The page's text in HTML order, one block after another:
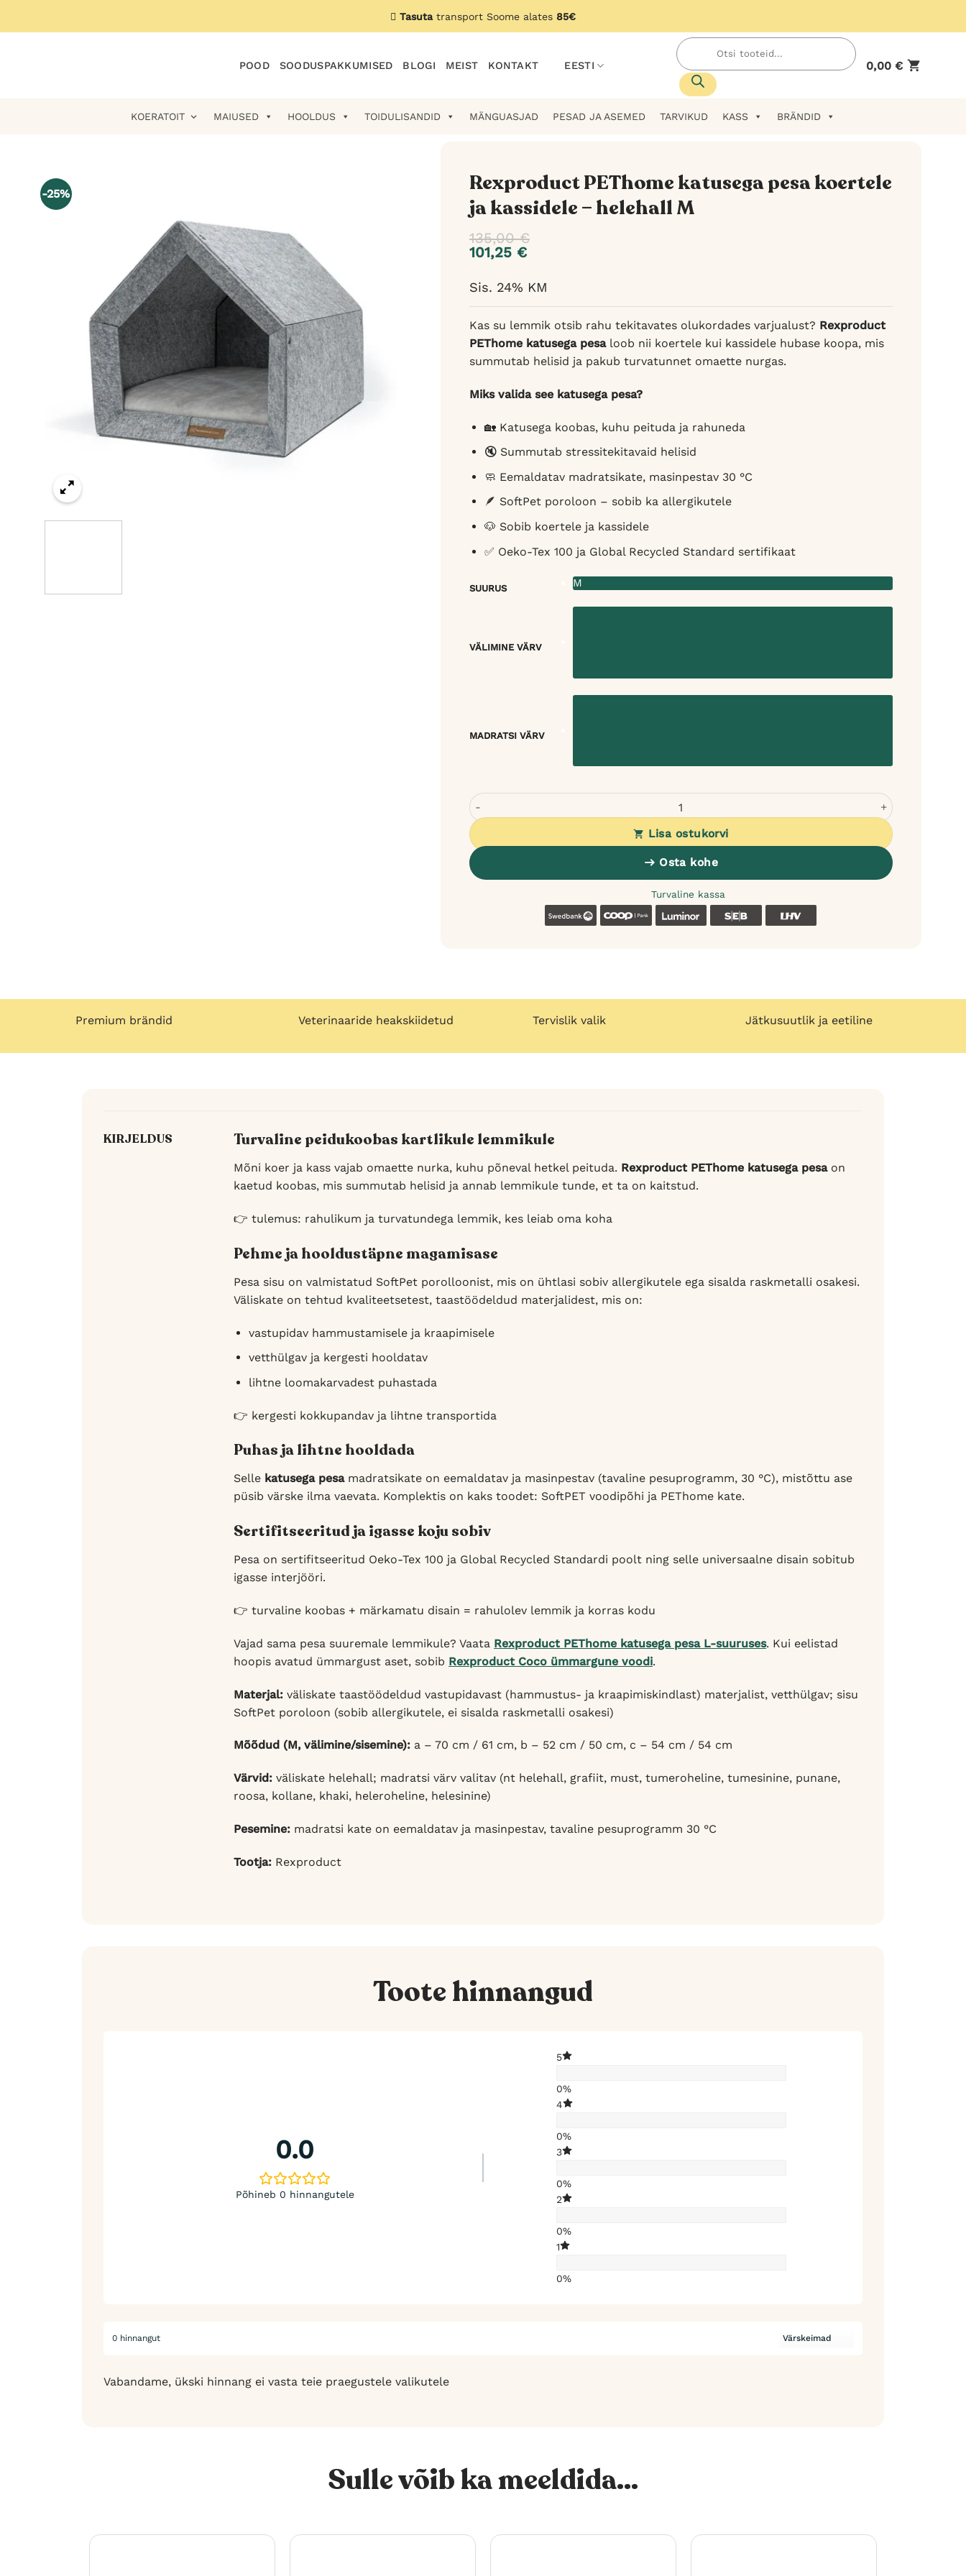
Tasutatransport Soome alates 85€
POOD SOODUSPAKKUMISED BLOGI MEIST KONTAKT EESTI
Products
search
0,00€
KOERATOIT MAIUSED HOOLDUS TOIDULISANDID MÄNGUASJAD PESAD JA ASEMED TARVIKUD KASS BRÄNDID
-25%
Rexproduct PEThome katusega pesa koertele
ja kassidele – helehall M
135,00€
101,25 €
Sis. 24% KM
Kas su lemmik otsib rahu tekitavates olukordades varjualust? Rexproduct
PEThome katusega pesaloob nii koertele kui kassidele hubase koopa, mis
summutab helisid ja pakub turvatunnet omaette nurgas.
Miks valida see katusega pesa?
🏡 Katusega koobas, kuhu peituda ja rahuneda
🔇 Summutab stressitekitavaid helisid
🧼 Eemaldatav madratsikate, masinpestav 30 °C
🪶 SoftPet poroloon – sobib ka allergikutele
🐶 Sobib koertele ja kassidele
✅ Oeko-Tex 100 ja Global Recycled Standard sertifikaat
SUURUS M
VÄLIMINE VÄRV
MADRATSI VÄRV
Rexproduct PEThome katusega pesa koertele ja kassidele - helehall M kogus
Lisa ostukorvi
Osta kohe
Turvaline kassa
SwedbankCoop Luminor
Premium brändid Veterinaaride heakskiidetud Tervislik valik Jätkusuutlik ja eetiline
KIRJELDUS Turvaline peidukoobas kartlikule lemmikule
Mõni koer ja kass vajab omaette nurka, kuhu põneval hetkel peituda. Rexproduct PEThome katusega pesaon
kaetud koobas, mis summutab helisid ja annab lemmikule tunde, et ta on kaitstud.
👉 tulemus: rahulikum ja turvatundega lemmik, kes leiab oma koha
Pehme ja hooldustäpne magamisase
Pesa sisu on valmistatud SoftPet porolloonist, mis on ühtlasi sobiv allergikutele ega sisalda raskmetalli osakesi.
Väliskate on tehtud kvaliteetsetest, taastöödeldud materjalidest, mis on:
vastupidav hammustamisele ja kraapimisele
vetthülgav ja kergesti hooldatav
lihtne loomakarvadest puhastada
👉 kergesti kokkupandav ja lihtne transportida
Puhas ja lihtne hooldada
Selle katusega pesamadratsikate on eemaldatav ja masinpestav (tavaline pesuprogramm, 30 °C), mistõttu ase
püsib värske ilma vaevata. Komplektis on kaks toodet: SoftPET voodipõhi ja PEThome kate.
Sertifitseeritud ja igasse koju sobiv
Pesa on sertifitseeritud Oeko-Tex 100 ja Global Recycled Standardi poolt ning selle universaalne disain sobitub
igasse interjööri.
👉 turvaline koobas + märkamatu disain = rahulolev lemmik ja korras kodu
Vajad sama pesa suuremale lemmikule? Vaata Rexproduct PEThome katusega pesa L-suuruses. Kui eelistad
hoopis avatud ümmargust aset, sobib Rexproduct Coco ümmargune voodi.
Materjal: väliskate taastöödeldud vastupidavast (hammustus- ja kraapimiskindlast) materjalist, vetthülgav; sisu
SoftPet poroloon (sobib allergikutele, ei sisalda raskmetalli osakesi)
Mõõdud (M, välimine/sisemine): a – 70 cm / 61 cm, b – 52 cm / 50 cm, c – 54 cm / 54 cm
Värvid: väliskate helehall; madratsi värv valitav (nt helehall, grafiit, must, tumeroheline, tumesinine, punane,
roosa, kollane, khaki, heleroheline, helesinine)
Pesemine: madratsi kate on eemaldatav ja masinpestav, tavaline pesuprogramm 30 °C
Tootja: Rexproduct
Toote hinnangud
0.0
Põhineb 0 hinnangutele
5
0%
4
0%
3
0%
2
0%
1
0%
0 hinnangut
Vabandame, ükski hinnang ei vasta teie praegustele valikutele
Sulle võib ka meeldida...